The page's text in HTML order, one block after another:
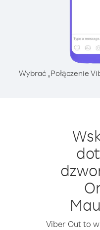
Wybrać „Połączenie
Viber Out to